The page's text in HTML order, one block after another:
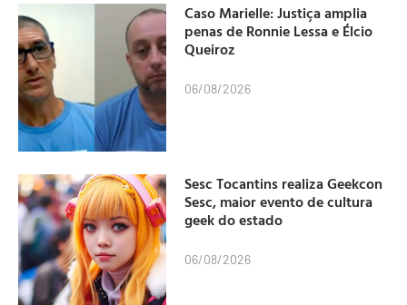
Caso Marielle: Justiça amplia
penas de Ronnie Lessa e Élcio
Queiroz
06/08/2026
Sesc Tocantins realiza Geekcon
Sesc, maior evento de cultura
geek do estado
06/08/2026